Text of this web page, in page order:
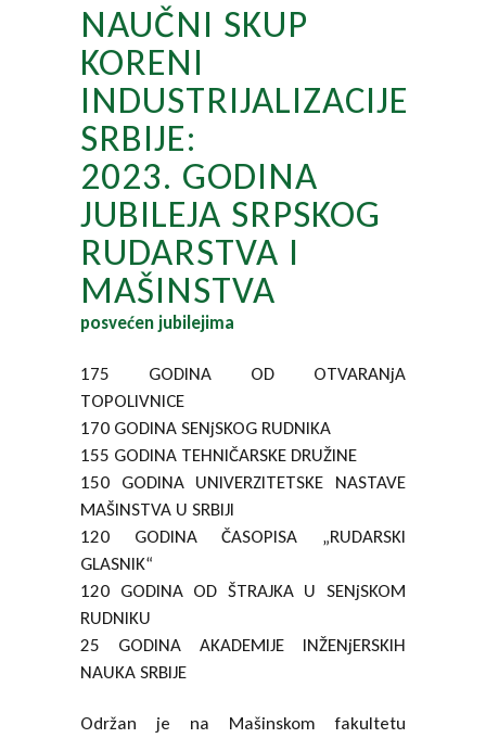
NAUČNI SKUP
KORENI
INDUSTRIJALIZACIJE
SRBIJE:
2023. GODINA
JUBILEJA SRPSKOG
RUDARSTVA I
MAŠINSTVA
posvećen jubilejima
175 GODINA OD OTVARANjA
TOPOLIVNICE
170 GODINA SENjSKOG RUDNIKA
155 GODINA TEHNIČARSKE DRUŽINE
150 GODINA UNIVERZITETSKE NASTAVE
MAŠINSTVA U SRBIJI
120 GODINA ČASOPISA „RUDARSKI
GLASNIK“
120 GODINA OD ŠTRAJKA U SENjSKOM
RUDNIKU
25 GODINA AKADEMIJE INŽENjERSKIH
NAUKA SRBIJE
Održan je na Mašinskom fakultetu